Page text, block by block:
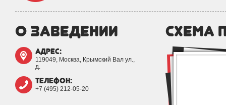
о заведении
адрес:
119049, Москва, Крымский Вал ул.,
д.
телефон:
+7 (495) 212-05-20
схема